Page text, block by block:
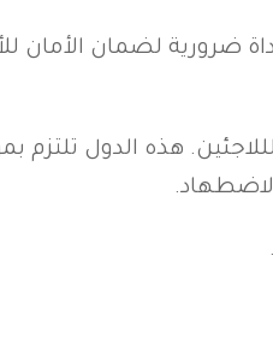
ضرورية لضمان الأمان
هذه الدول تلتزم